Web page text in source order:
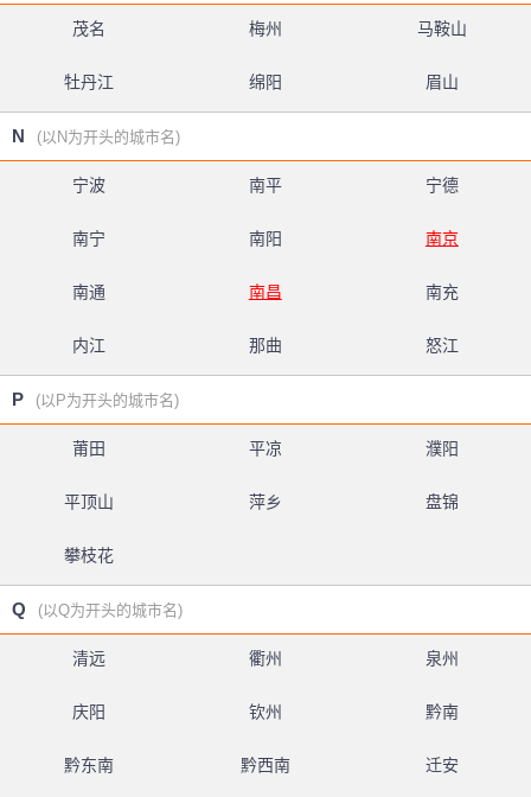
茂名 梅州 马鞍山
牡丹江 绵阳 眉山
N (以N为开头的城市名)
宁波 南平 宁德
南宁 南阳 南京
南通 南昌 南充
内江 那曲 怒江
P (以P为开头的城市名)
莆田 平凉 濮阳
平顶山 萍乡 盘锦
攀枝花
Q (以Q为开头的城市名)
清远 衢州 泉州
庆阳 钦州 黔南
黔东南 黔西南 迁安